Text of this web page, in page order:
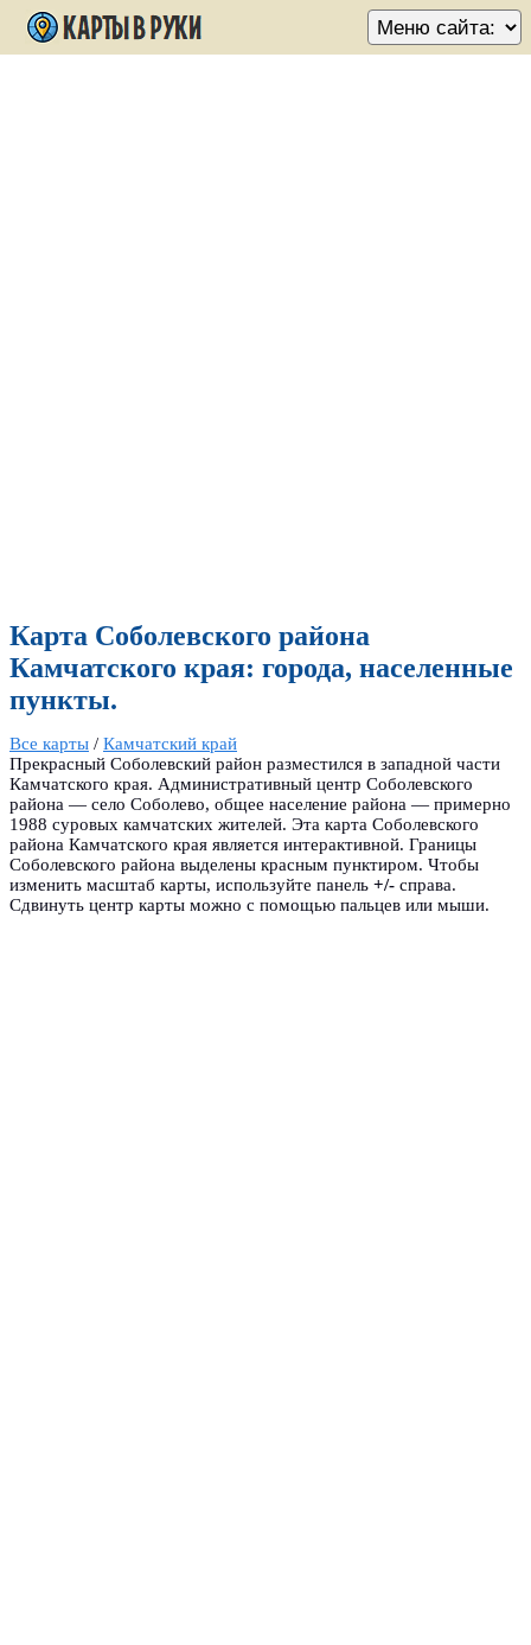
Карта Соболевского района
Камчатского края: города, населенные
пункты.
Все карты / Камчатский край
Прекрасный Соболевский район разместился в западной части
Камчатского края. Административный центр Соболевского
района — село Соболево, общее население района — примерно
1988 суровых камчатских жителей. Эта карта Соболевского
района Камчатского края является интерактивной. Границы
Соболевского района выделены красным пунктиром. Чтобы
изменить масштаб карты, используйте панель +/- справа.
Сдвинуть центр карты можно с помощью пальцев или мыши.